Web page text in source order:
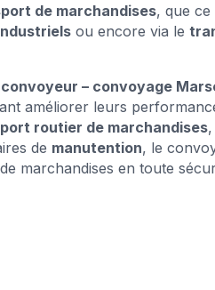
de marchandises, que
ou encore via le
convoyeur – convoyage
améliorer leurs
routier de marchandises
de manutention, le
marchandises en toute